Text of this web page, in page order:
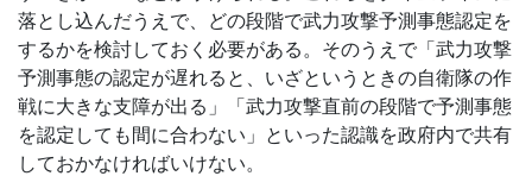
落とし込んだうえで、どの段階で武力攻撃予測事態認定を
するかを検討しておく必要がある。そのうえで「武力攻撃
予測事態の認定が遅れると、いざというときの自衛隊の作
戦に大きな支障が出る」「武力攻撃直前の段階で予測事態
を認定しても間に合わない」といった認識を政府内で共有
しておかなければいけない。